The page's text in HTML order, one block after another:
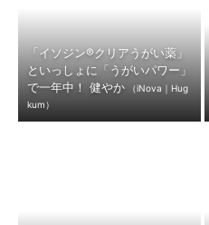
「イソジン®クリアうがい薬」
といっしょに「うがいパワー」
で一年中！ 健やか
（iNova｜Hug
kum）